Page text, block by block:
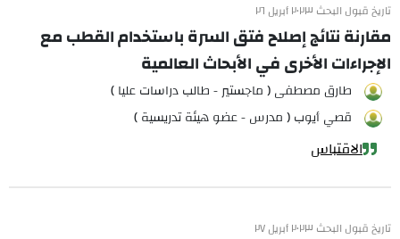
تاريخ قبول البحث ٢٠٢٣ أبريل ٢٦
مقارنة نتائج إصلاح فتق السرة باستخدام القطب مع
الإجراءات الأخرى في الأبحاث العالمية
طارق مصطفى ( ماجستير - طالب دراسات عليا )
قصي أيوب ( مدرس - عضو هيئة تدريسية )
الاقتباس
تاريخ قبول البحث ٢٠٢٣ أبريل ٢٧